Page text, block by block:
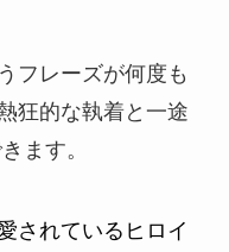
フレーズが何度も
狂的な執着と一途
ます。
愛されているヒロイ